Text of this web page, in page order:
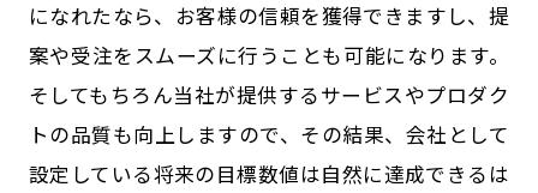
になれたなら、お客様の信頼を獲得できますし、提
案や受注をスムーズに行うことも可能になります。
そしてもちろん当社が提供するサービスやプロダク
トの品質も向上しますので、その結果、会社として
設定している将来の目標数値は自然に達成できるは